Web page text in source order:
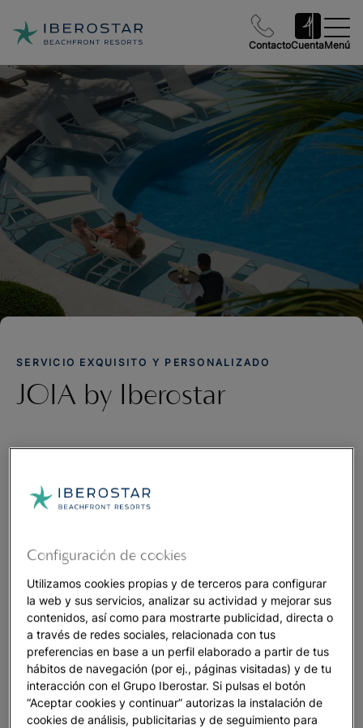
ContactoCuentaMenú
SERVICIO EXQUISITO Y PERSONALIZADO
JOIA by Iberostar
Una experiencia exquisita en JOIA by Iberostar, una colección
de lujosos hoteles de 5* situados en algunas de las
un servicio altamente personalizado, JOIA está diseñado para
celebración especial o para una escapada tranquila, se
sorprenderá desde el momento en que entre en su
espectacular suite y descubra nuestras magníficas ofertas
gastronómicas de autor.
Nuestro cuidado por el medio ambiente nos inspira a trabajar
para mejorar nuestro entorno, apreciando la belleza que se
encuentra en cada uno de nuestros destinos únicos.
Configuración de cookies
Utilizamos cookies propias y de terceros para configurar
la web y sus servicios, analizar su actividad y mejorar sus
contenidos, así como para mostrarte publicidad, directa o
a través de redes sociales, relacionada con tus
preferencias en base a un perfil elaborado a partir de tus
hábitos de navegación (por ej., páginas visitadas) y de tu
interacción con el Grupo Iberostar. Si pulsas el botón
“Aceptar cookies y continuar” autorizas la instalación de
cookies de análisis, publicitarias y de seguimiento para